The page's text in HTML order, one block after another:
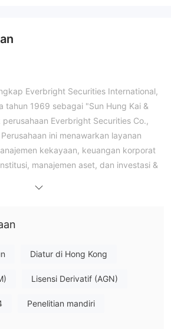
Everbright Securities International,
tahun 1969 sebagai "Sun Hung Kai &
Everbright Securities Co.,
ini menawarkan layanan
kekayaan, keuangan korporat
manajemen aset, dan investasi &
aplikasi seluler "EBSI GO!",
perlindungan pelanggan tertentu.
Diatur di Hong Kong
Lisensi Derivatif (AGN)
Penelitian mandiri